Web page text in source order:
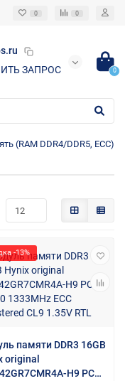
0 0
ЗАПРОС
0
(RAM DDR4/DDR5, ECC)
-13%
памяти DDR3 16GB
original
H9 PC3-